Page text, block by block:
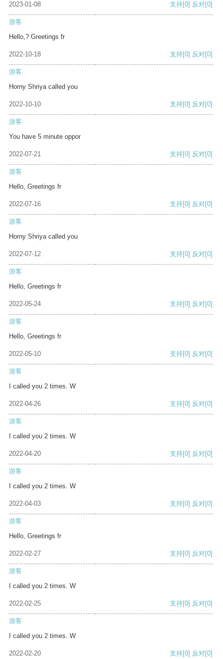
2023-01-08 支持[0] 反对[0]
游客
Hello,? Greetings fr
2022-10-18 支持[0] 反对[0]
游客
Horny Shriya called you
2022-10-10 支持[0] 反对[0]
游客
You have 5 minute oppor
2022-07-21 支持[0] 反对[0]
游客
Hello, Greetings fr
2022-07-16 支持[0] 反对[0]
游客
Horny Shriya called you
2022-07-12 支持[0] 反对[0]
游客
Hello, Greetings fr
2022-05-24 支持[0] 反对[0]
游客
Hello, Greetings fr
2022-05-10 支持[0] 反对[0]
游客
I called you 2 times. W
2022-04-26 支持[0] 反对[0]
游客
I called you 2 times. W
2022-04-20 支持[0] 反对[0]
游客
I called you 2 times. W
2022-04-03 支持[0] 反对[0]
游客
Hello, Greetings fr
2022-02-27 支持[0] 反对[0]
游客
I called you 2 times. W
2022-02-25 支持[0] 反对[0]
游客
I called you 2 times. W
2022-02-20 支持[0] 反对[0]